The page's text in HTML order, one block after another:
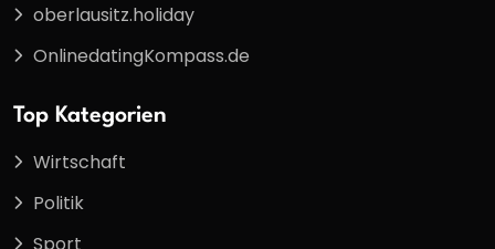
oberlausitz.holiday
OnlinedatingKompass.de
Top Kategorien
Wirtschaft
Politik
Sport